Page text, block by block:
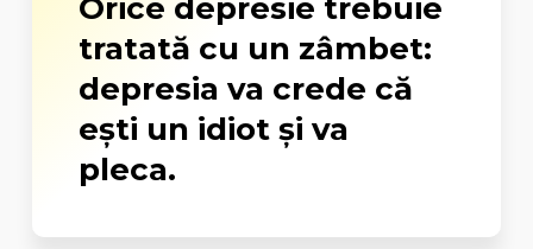
Orice depresie trebuie
tratată cu un zâmbet:
depresia va crede că
eşti un idiot şi va
pleca.